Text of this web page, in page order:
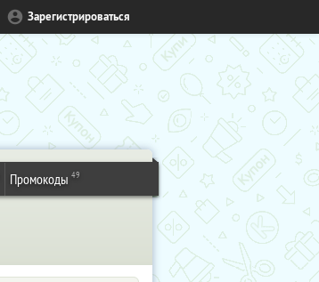
Зарегистрироваться
Промокоды 49